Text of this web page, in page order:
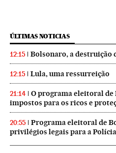
ÚLTIMAS NOTICIAS
12:15 Bolsonaro, a destruição
12:15 Lula, uma ressurreição
21:14
O programa eleitoral de
impostos para os ricos e
20:55
Programa eleitoral de
privilégios legais para a Polícia